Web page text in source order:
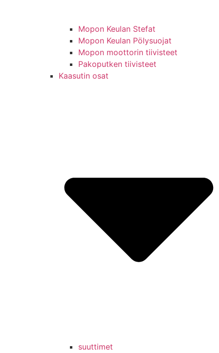
Mopon Keulan Stefat
Mopon Keulan Pölysuojat
Mopon moottorin tiivisteet
Pakoputken tiivisteet
Kaasutin osat
suuttimet